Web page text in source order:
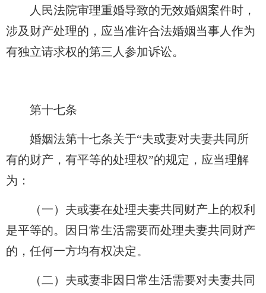
人民法院审理重婚导致的无效婚姻案件时，
涉及财产处理的，应当准许合法婚姻当事人作为
有独立请求权的第三人参加诉讼。
第十七条
婚姻法第十七条关于“夫或妻对夫妻共同所
有的财产，有平等的处理权”的规定，应当理解
为：
（一）夫或妻在处理夫妻共同财产上的权利
是平等的。因日常生活需要而处理夫妻共同财产
的，任何一方均有权决定。
（二）夫或妻非因日常生活需要对夫妻共同